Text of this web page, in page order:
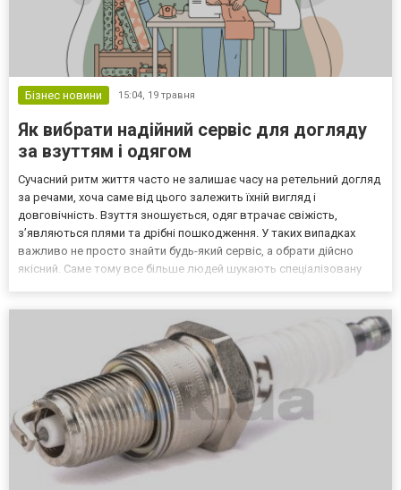
Бізнес новини 15:04, 19 травня
Як вибрати надійний сервіс для догляду
за взуттям і одягом
Сучасний ритм життя часто не залишає часу на ретельний догляд
за речами, хоча саме від цього залежить їхній вигляд і
довговічність. Взуття зношується, одяг втрачає свіжість,
з’являються плями та дрібні пошкодження. У таких випадках
важливо не просто знайти будь-який сервіс, а обрати дійсно
якісний. Саме тому все більше людей шукають спеціалізовану